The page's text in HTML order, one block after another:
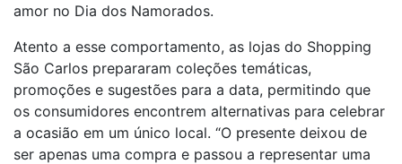
amor no Dia dos Namorados.
Atento a esse comportamento, as lojas do Shopping
São Carlos prepararam coleções temáticas,
promoções e sugestões para a data, permitindo que
os consumidores encontrem alternativas para celebrar
a ocasião em um único local. “O presente deixou de
ser apenas uma compra e passou a representar uma